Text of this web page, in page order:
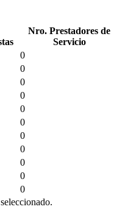
Nro. Prestadores de
Servicio
0
0
0
0
0
0
0
0
0
0
0